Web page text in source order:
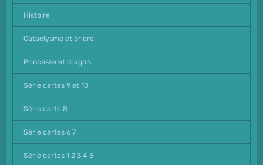
Histoire
Cataclysme et prière
Princesse et dragon.
Série cartes 9 et 10
Série carte 8
Série cartes 6 7
Série cartes 1 2 3 4 5